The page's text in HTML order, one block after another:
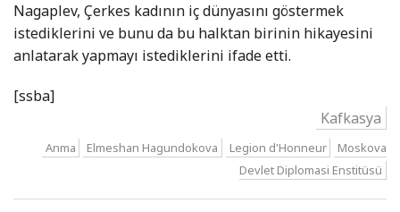
Nagaplev, Çerkes kadının iç dünyasını göstermek
istediklerini ve bunu da bu halktan birinin hikayesini
anlatarak yapmayı istediklerini ifade etti.
[ssba]
Kafkasya
Anma Elmeshan Hagundokova Legion d'Honneur
Moskova
Devlet Diplomasi Enstitüsü